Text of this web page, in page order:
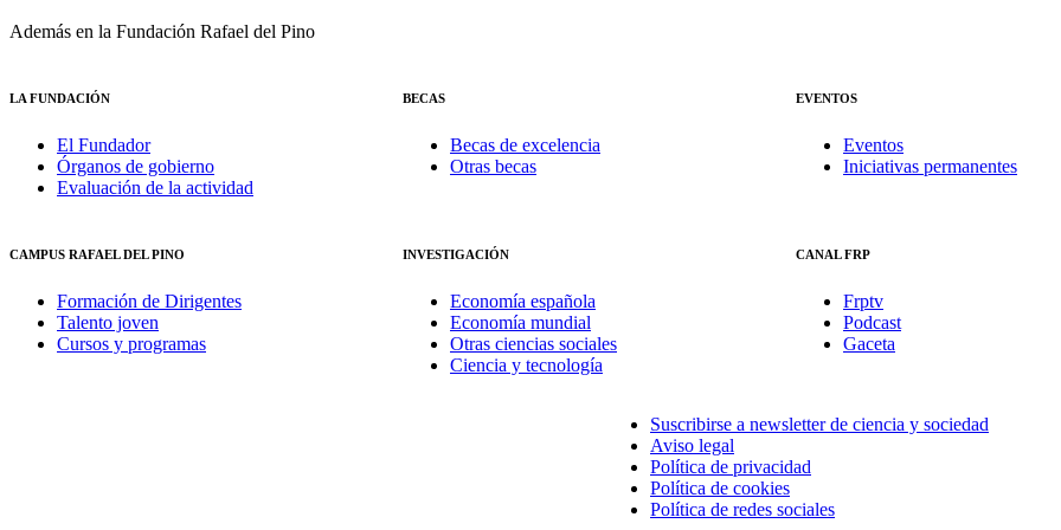
Además en la Fundación Rafael del Pino
LA FUNDACIÓN
El Fundador
Órganos de gobierno
Evaluación de la actividad
BECAS
Becas de excelencia
Otras becas
EVENTOS
Eventos
Iniciativas permanentes
CAMPUS RAFAEL DEL PINO
Formación de Dirigentes
Talento joven
Cursos y programas
INVESTIGACIÓN
Economía española
Economía mundial
Otras ciencias sociales
Ciencia y tecnología
CANAL FRP
Frptv
Podcast
Gaceta
Suscribirse a newsletter de ciencia y sociedad
Aviso legal
Política de privacidad
Política de cookies
Política de redes sociales